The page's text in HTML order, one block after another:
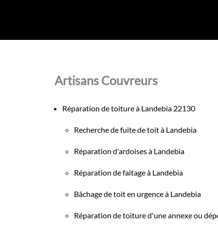
Artisans Couvreurs
Réparation de toiture à Landebia 22130
Recherche de fuite de toit à Landebia
Réparation d'ardoises à Landebia
Réparation de faitage à Landebia
Bâchage de toit en urgence à Landebia
Réparation de toiture d'une annexe ou